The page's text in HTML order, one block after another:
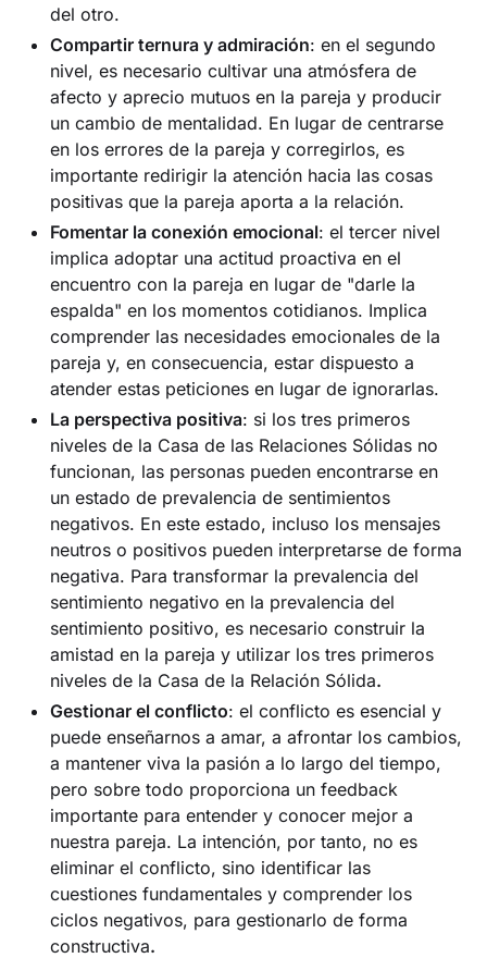
del otro.
Compartir ternura y admiración: en el segundo
nivel, es necesario cultivar una atmósfera de
afecto y aprecio mutuos en la pareja y producir
un cambio de mentalidad. En lugar de centrarse
en los errores de la pareja y corregirlos, es
importante redirigir la atención hacia las cosas
positivas que la pareja aporta a la relación.
Fomentar la conexión emocional: el tercer nivel
implica adoptar una actitud proactiva en el
encuentro con la pareja en lugar de "darle la
espalda" en los momentos cotidianos. Implica
comprender las necesidades emocionales de la
pareja y, en consecuencia, estar dispuesto a
atender estas peticiones en lugar de ignorarlas.
La perspectiva positiva: si los tres primeros
niveles de la Casa de las Relaciones Sólidas no
funcionan, las personas pueden encontrarse en
un estado de prevalencia de sentimientos
negativos. En este estado, incluso los mensajes
neutros o positivos pueden interpretarse de forma
negativa. Para transformar la prevalencia del
sentimiento negativo en la prevalencia del
sentimiento positivo, es necesario construir la
amistad en la pareja y utilizar los tres primeros
niveles de la Casa de la Relación Sólida.‍
Gestionar el conflicto: el conflicto es esencial y
puede enseñarnos a amar, a afrontar los cambios,
a mantener viva la pasión a lo largo del tiempo,
pero sobre todo proporciona un feedback
importante para entender y conocer mejor a
nuestra pareja. La intención, por tanto, no es
eliminar el conflicto, sino identificar las
cuestiones fundamentales y comprender los
ciclos negativos, para gestionarlo de forma
constructiva.‍